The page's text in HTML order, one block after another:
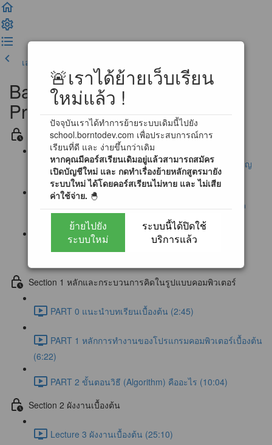
🚨เราได้ย้ายเว็บเรียน
ใหม่แล้ว !
ปัจจุบันเราได้ทำการย้ายระบบเดิมนี้ไปยัง
school.borntodev.com เพื่อประสบการณ์การ
เรียนที่ดี และ ง่ายขึ้นกว่าเดิม
หากคุณมีคอร์สเรียนเดิมอยู่แล้วสามารถสมัคร
เปิดบัญชีใหม่ และ กดทำเรื่องย้ายหลักสูตรมายัง
ระบบใหม่ ได้โดยคอร์สเรียนไม่หาย และ ไม่เสีย
ค่าใช้จ่าย. 🐣
ย้ายไปยัง
ระบบใหม่
ระบบนี้ได้ปิดใช้
บริการแล้ว
เลคเชอร์ก่อนหน้า
Basic Problem Solving for
Programming
ข่าวสาร และ ข้อตกลงในการเรียน
ประกาศ : แก้ไขช่องทางการส่งอีเมลแบบฝึกหัด ! (สำคัญ
มาก !!)
ประกาศ : ผู้เรียนสามารถทำแบบฝึกหัดผ่านระบบตรวจ
อัตโนมัติได้แล้ว !! [สำคัญมาก]
ประกาศ : การเข้าใช้งาน Online Programming
Section 1 หลักและกระบวนการคิดในรูปแบบคอมพิวเตอร์
PART 0 แนะนำบทเรียนเบื้องต้น (2:45)
PART 1 หลักการทำงานของโปรแกรมคอมพิวเตอร์เบื้องต้น
(6:22)
PART 2 ขั้นตอนวิธี (Algorithm) คืออะไร (10:04)
Section 2 ผังงานเบื้องต้น
Lecture 3 ผังงานเบื้องต้น (25:10)